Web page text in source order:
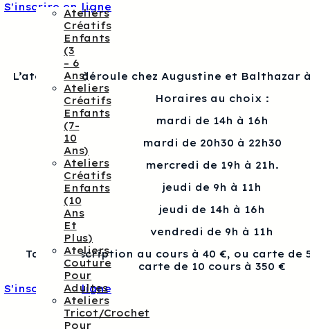
Ateliers
Créatifs
Enfants
(3
– 6
Ans)
Ateliers
Créatifs
Enfants
(7-
10
Ans)
Ateliers
Créatifs
Enfants
(10
Ans
Et
Plus)
Ateliers
Couture
Pour
Adultes
Ateliers
Tricot/crochet
Pour
S'inscrire en ligne
L’atelier se déroule chez Augustine et Balthazar
Horaires au choix :
mardi de 14h à 16h
mardi de 20h30 à 22h30
mercredi de 19h à 21h.
jeudi de 9h à 11h
jeudi de 14h à 16h
vendredi de 9h à 11h
Tarif : Inscription au cours à 40 €, ou carte de
carte de 10 cours à 350 €
S'inscrire en ligne